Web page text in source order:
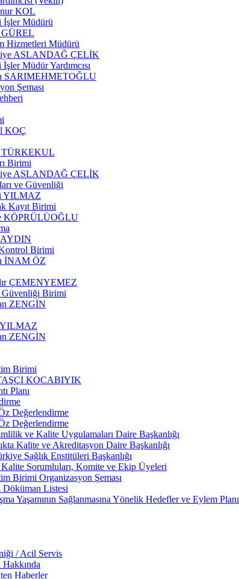
KOL
İşler Müdürü
Hizmetleri Müdürü
ASLANDAĞ ÇELİK
Müdür Yardımcısı
SARIMEHMETOĞLU
Şeması
KOÇ
TÜRKEKUL
Birimi
ASLANDAĞ ÇELİK
ve Güvenliği
YILMAZ
Kayıt Birimi
KÖPRÜLÜOĞLU
Birimi
İNAM ÖZ
ÇEMENYEMEZ
Güvenliği Birimi
ZENGİN
ZENGİN
Birimi
KOCABIYIK
Planı
Değerlendirme
Değerlendirme
ve Kalite Uygulamaları Daire Başkanlığı
Kalite ve Akreditasyon Daire Başkanlığı
Sağlık Enstitüleri Başkanlığı
Sorumluları, Komite ve Ekip Üyeleri
Birimi Organizasyon Şeması
Döküman Listesi
Yaşamının Sağlanmasına Yönelik Hedefler ve Eylem Planı
/ Acil Servis
Haberler